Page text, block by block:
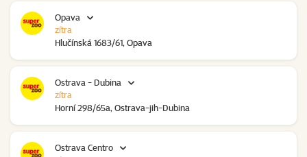
Opava
Hlučínská 1683/61, Opava
zítra
Ostrava - Dubina
Horní 298/65a, Ostrava-jih-Dubina
zítra
Ostrava Centro